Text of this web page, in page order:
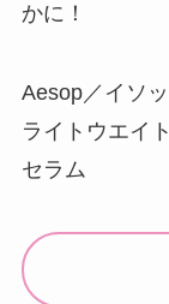
かに！
Aesop／イソ
ライトウエイ
セラム